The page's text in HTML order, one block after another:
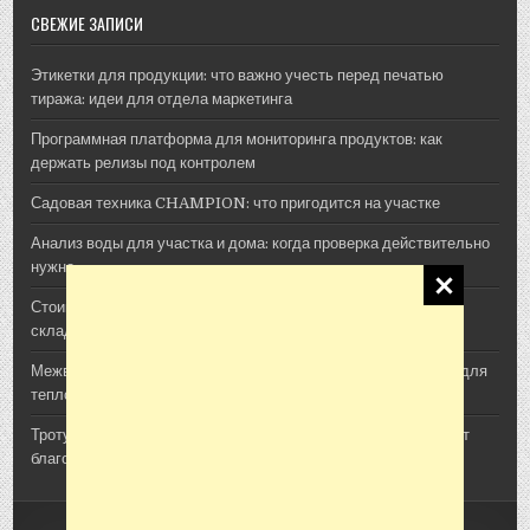
СВЕЖИЕ ЗАПИСИ
Этикетки для продукции: что важно учесть перед печатью
тиража: идеи для отдела маркетинга
Программная платформа для мониторинга продуктов: как
держать релизы под контролем
Садовая техника CHAMPION: что пригодится на участке
Анализ воды для участка и дома: когда проверка действительно
нужна
Стоимость архитектурной 3D-визуализации: из чего
складывается смета проекта
Межвенцовый утеплитель Политерм: как выбрать материал для
теплого деревянного дома
Тротуарная плитка, шпалы и утяжелители: как ЖБИ помогают
благоустроить участок